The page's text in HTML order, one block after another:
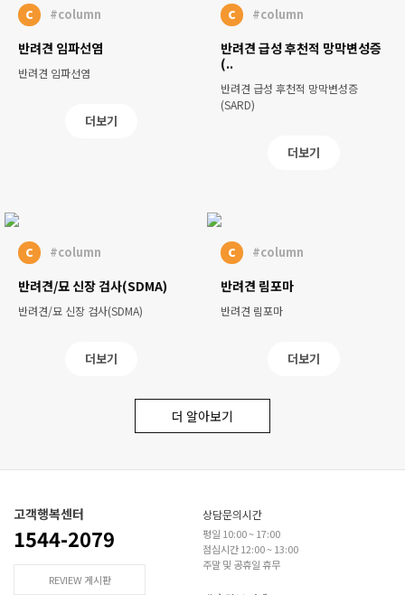
c #column
반려견 임파선염
반려견 임파선염
더보기
c #column
반려견 급성 후천적 망막변성증
(..
반려견 급성 후천적 망막변성증
(SARD)
더보기
c #column
반려견/묘 신장 검사(SDMA)
반려견/묘 신장 검사(SDMA)
더보기
c #column
반려견 림포마
반려견 림포마
더보기
더 알아보기
고객행복센터
1544-2079
REVIEW 게시판
상담문의시간
평일 10:00 ~ 17:00
점심시간 12:00 ~ 13:00
주말 및 공휴일 휴무